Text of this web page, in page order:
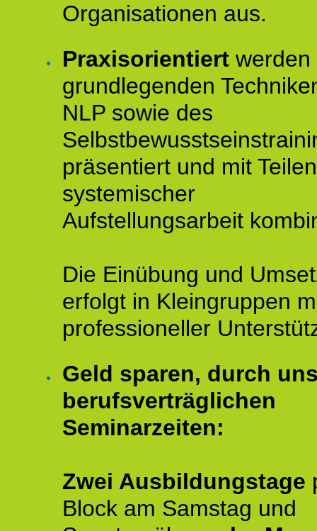
Organisationen aus.
Praxisorientiert werden
grundlegenden
NLP sowie des
präsentiert und mit Teilen
systemischer
Aufstellungsarbeit
Die Einübung und
erfolgt in Kleingruppen
professioneller
Geld sparen, durch
berufsverträglichen
Seminarzeiten:
Zwei Ausbildungstage
Block am Samstag und